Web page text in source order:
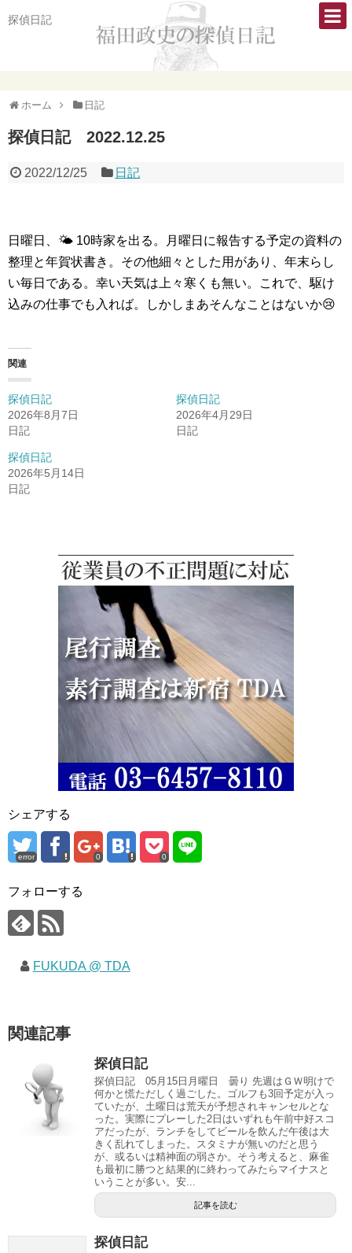
探偵日記
ホーム 日記
探偵日記 2022.12.25
2022/12/25 日記
日曜日、🌤 10時家を出る。月曜日に報告する予定の資料の
整理と年賀状書き。その他細々とした用があり、年末らし
い毎日である。幸い天気は上々寒くも無い。これで、駆け
込みの仕事でも入れば。しかしまあそんなことはないか😢
関連
探偵日記
2026年8月7日
日記
探偵日記
2026年4月29日
日記
探偵日記
2026年5月14日
日記
シェアする
error 0 0
フォローする
FUKUDA @ TDA
関連記事
探偵日記
探偵日記 05月15日月曜日 曇り 先週はＧＷ明けで
何かと慌ただしく過ごした。ゴルフも3回予定が入っ
ていたが、土曜日は荒天が予想されキャンセルとな
った。実際にプレーした2日はいずれも午前中好スコ
アだったが、ランチをしてビールを飲んだ午後は大
きく乱れてしまった。スタミナが無いのだと思う
が、或るいは精神面の弱さか。そう考えると、麻雀
も最初に勝つと結果的に終わってみたらマイナスと
いうことが多い。安...
記事を読む
探偵日記